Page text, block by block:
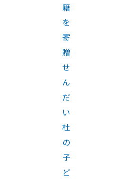
籍
を
寄
贈
せ
ん
だ
い
杜
の
子
ど